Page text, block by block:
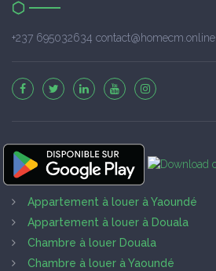
+237 695032634 contact@homecm.online
Appartement à louer à Yaoundé
Appartement à louer à Douala
Chambre à louer Douala
Chambre à louer à Yaoundé